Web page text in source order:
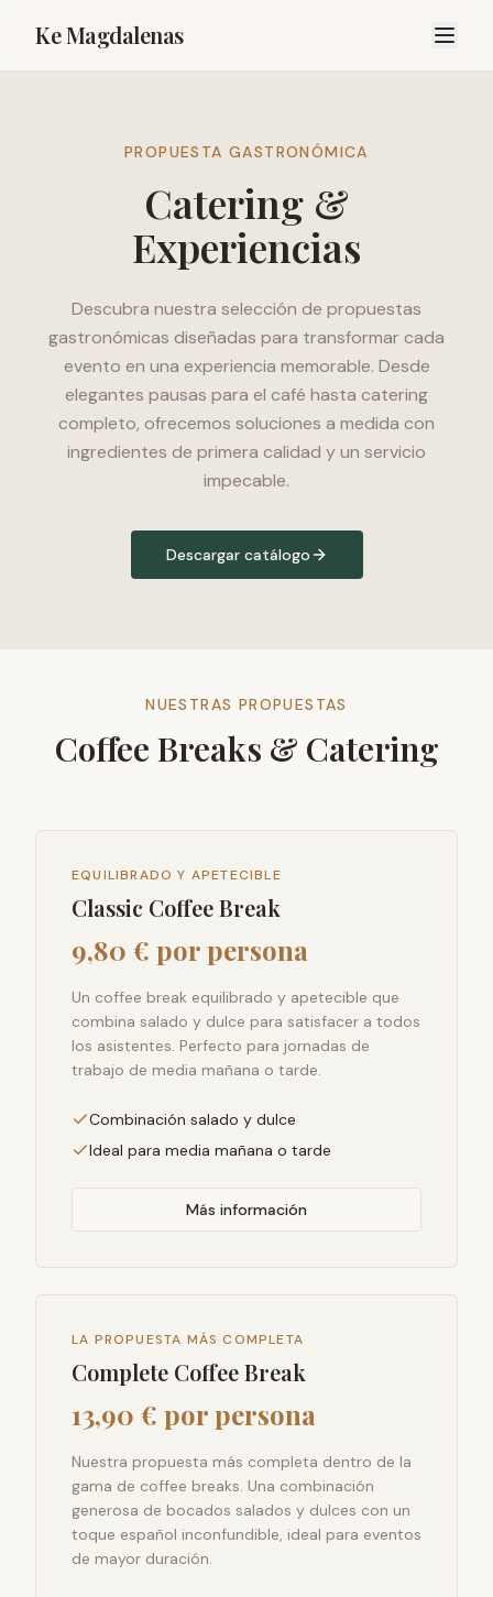
Ke Magdalenas
PROPUESTA GASTRONÓMICA
Catering &
Experiencias
Descubra nuestra selección de propuestas
gastronómicas diseñadas para transformar cada
evento en una experiencia memorable. Desde
elegantes pausas para el café hasta catering
completo, ofrecemos soluciones a medida con
ingredientes de primera calidad y un servicio
impecable.
Descargar catálogo
NUESTRAS PROPUESTAS
Coffee Breaks & Catering
EQUILIBRADO Y APETECIBLE
Classic Coffee Break
9,80 € por persona
Un coffee break equilibrado y apetecible que
combina salado y dulce para satisfacer a todos
los asistentes. Perfecto para jornadas de
trabajo de media mañana o tarde.
Combinación salado y dulce
Ideal para media mañana o tarde
Más información
LA PROPUESTA MÁS COMPLETA
Complete Coffee Break
13,90 € por persona
Nuestra propuesta más completa dentro de la
gama de coffee breaks. Una combinación
generosa de bocados salados y dulces con un
toque español inconfundible, ideal para eventos
de mayor duración.